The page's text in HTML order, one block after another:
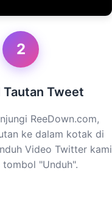
2
Tautan Tweet
ReeDown.com,
ke dalam kotak di
Video Twitter kami
"Unduh".